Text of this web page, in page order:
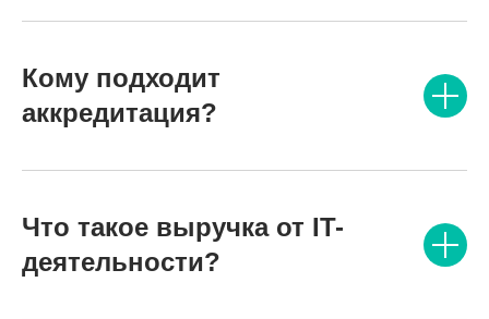
Кому подходит
аккредитация?
Что такое выручка от IT-
деятельности?